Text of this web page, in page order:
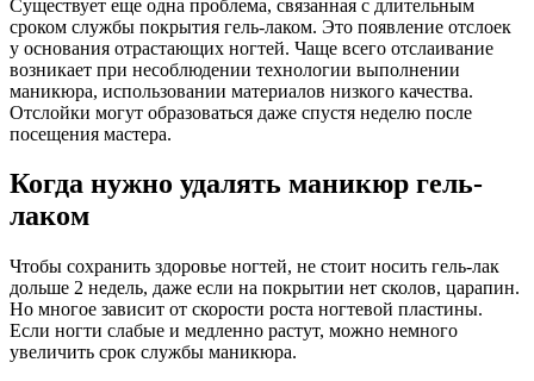
Существует еще одна проблема, связанная с длительным
сроком службы покрытия гель-лаком. Это появление отслоек
у основания отрастающих ногтей. Чаще всего отслаивание
возникает при несоблюдении технологии выполнении
маникюра, использовании материалов низкого качества.
Отслойки могут образоваться даже спустя неделю после
посещения мастера.
Когда нужно удалять маникюр гель-
лаком
Чтобы сохранить здоровье ногтей, не стоит носить гель-лак
дольше 2 недель, даже если на покрытии нет сколов, царапин.
Но многое зависит от скорости роста ногтевой пластины.
Если ногти слабые и медленно растут, можно немного
увеличить срок службы маникюра.